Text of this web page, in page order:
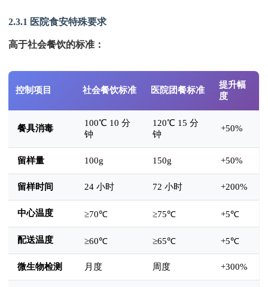
2.3.1 医院食安特殊要求
高于社会餐饮的标准：
控制项目 社会餐饮标准 医院团餐标准
提升幅
度
餐具消毒
100℃ 10 分
钟
120℃ 15 分
钟
+50%
留样量 100g 150g +50%
留样时间 24 小时 72 小时 +200%
中心温度 ≥70℃ ≥75℃ +5℃
配送温度 ≥60℃ ≥65℃ +5℃
微生物检测 月度 周度 +300%